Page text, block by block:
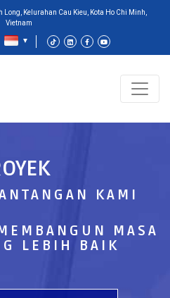
Kelurahan Cau Kieu, Kota Ho Chi Minh,
Vietnam
KAMI
MASA
LEBIH BAIK